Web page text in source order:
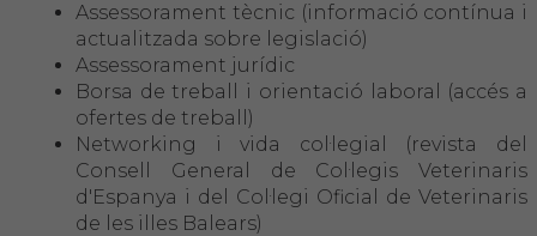
ACTUALITAT
Notícies
Revista Col·legial
Notes de premsa
Assessorament tècnic (informació contínua i
actualitzada sobre legislació)
Assessorament jurídic
Borsa de treball i orientació laboral (accés a
ofertes de treball)
Networking i vida col·legial (revista del
Consell General de Col·legis Veterinaris
d'Espanya i del Col·legi Oficial de Veterinaris
de les illes Balears)